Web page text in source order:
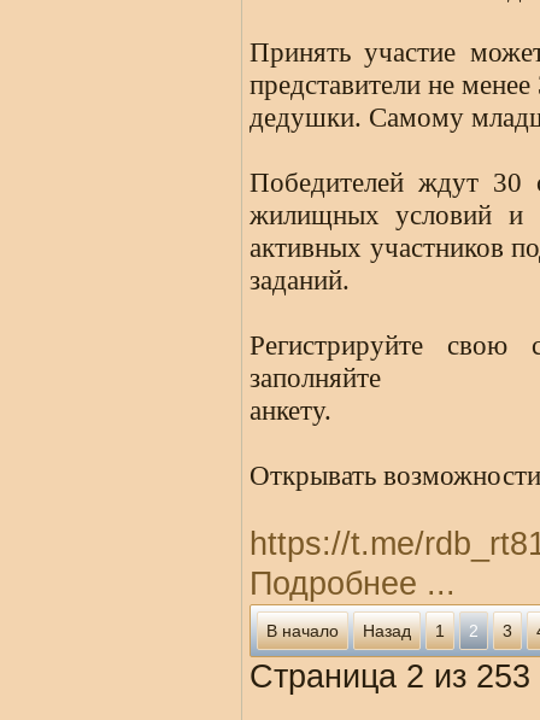
Принять участие
представители не
дедушки. Самому
Победителей ждут 30
жилищных условий и
активных участников
заданий.
Регистрируйте
заполняйте
анкету.
Открывать
https://t.me/
Подробнее ...
В начало Назад 1 2 3
Страница 2 из 253